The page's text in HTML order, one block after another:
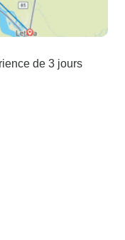
de 3 jours